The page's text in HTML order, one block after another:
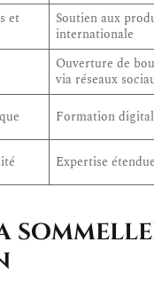
et
Soutien aux
internationale
Ouverture de
via réseaux
Formation
Expertise